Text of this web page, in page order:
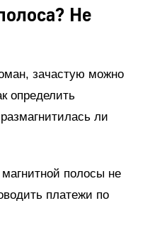
Не
зачастую можно
определить
ли
полосы не
платежи по